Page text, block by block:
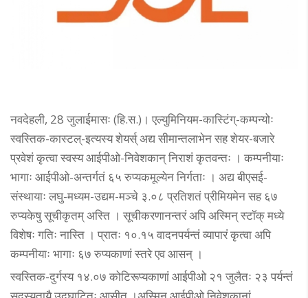
नवदेहली, 28 जुलाईमासः (हि.स.)। एल्युमिनियम-कास्टिंग्-कम्पन्योः
स्वस्तिक-कास्टल्-इत्यस्य शेयर्स् अद्य सीमान्तलाभेन सह शेयर-बजारे
प्रवेशं कृत्वा स्वस्य आईपीओ-निवेशकान् निराशं कृतवन्तः । कम्पनीयाः
भागाः आईपीओ-अन्तर्गतं ६५ रुप्यकमूल्येन निर्गताः । अद्य बीएसई-
संस्थायाः लघु-मध्यम-उद्यम-मञ्चे ३.०८ प्रतिशतं प्रीमियमेन सह ६७
रुप्यकेषु सूचीकृतम् अस्ति । सूचीकरणानन्तरं अपि अस्मिन् स्टॉक् मध्ये
विशेषः गतिः नास्ति । प्रातः १०.१५ वादनपर्यन्तं व्यापारं कृत्वा अपि
कम्पनीयाः भागाः ६७ रुप्यकाणां स्तरे एव आसन् ।
स्वस्तिक-दुर्गस्य १४.०७ कोटिरूप्यकाणां आईपीओ २१ जुलैतः २३ पर्यन्तं